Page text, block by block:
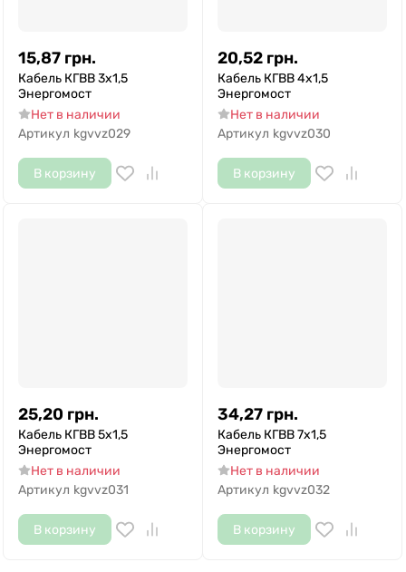
15,87 грн.
Кабель КГВВ 3х1,5
Энергомост
Нет в наличии
Артикул kgvvz029
В корзину
20,52 грн.
Кабель КГВВ 4х1,5
Энергомост
Нет в наличии
Артикул kgvvz030
В корзину
25,20 грн.
Кабель КГВВ 5х1,5
Энергомост
Нет в наличии
Артикул kgvvz031
В корзину
34,27 грн.
Кабель КГВВ 7х1,5
Энергомост
Нет в наличии
Артикул kgvvz032
В корзину